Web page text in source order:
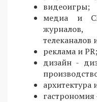
видеоигры;
медиа и
журналов,
телеканалов
реклама и PR;
дизайн -
архитектура